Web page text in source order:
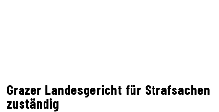
Grazer Landesgericht für Strafsachen
zuständig